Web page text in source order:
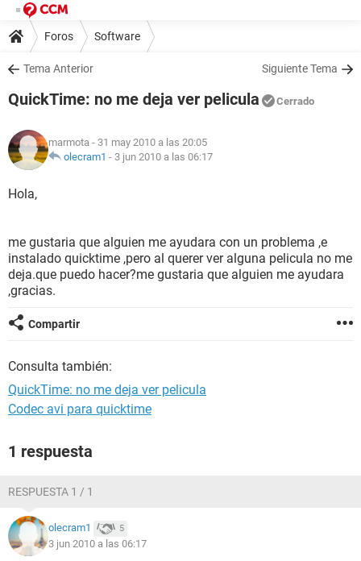
Foros Software
Tema Anterior Siguiente Tema
QuickTime: no me deja ver pelicula Cerrado
marmota - 31 may 2010 a las 20:05
olecram1 - 3 jun 2010 a las 06:17
Hola,
me gustaria que alguien me ayudara con un problema ,e
instalado quicktime ,pero al querer ver alguna pelicula no me
deja.que puedo hacer?me gustaria que alguien me ayudara
,gracias.
Compartir
Consulta también:
QuickTime: no me deja ver pelicula
Codec avi para quicktime
1 respuesta
RESPUESTA 1 / 1
olecram1 5
3 jun 2010 a las 06:17